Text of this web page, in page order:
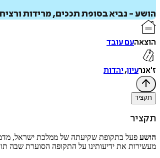
הושע - נביא בסופת תככים, מרידות
הוצאהעם עובד
ז'אנרעיון,יהדות
תקציר
תקציר
הושע
מעשירות את ידיעותינו על התקופה הסוערת שבה